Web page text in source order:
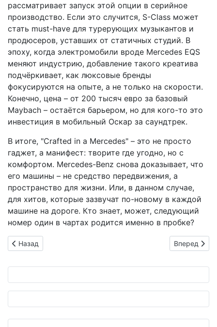
рассматривает запуск этой опции в серийное
производство. Если это случится, S-Class может
стать must-have для турерующих музыкантов и
продюсеров, уставших от статичных студий. В
эпоху, когда электромобили вроде Mercedes EQS
меняют индустрию, добавление такого креатива
подчёркивает, как люксовые бренды
фокусируются на опыте, а не только на скорости.
Конечно, цена – от 200 тысяч евро за базовый
Maybach – остаётся барьером, но для кого-то это
инвестиция в мобильный Оскар за саундтрек.
В итоге, "Crafted in a Mercedes" – это не просто
гаджет, а манифест: творите где угодно, но с
комфортом. Mercedes-Benz снова доказывает, что
его машины – не средство передвижения, а
пространство для жизни. Или, в данном случае,
для хитов, которые зазвучат по-новому в каждой
машине на дороге. Кто знает, может, следующий
номер один в чартах родится именно в пробке?
Предыдущий: ADVAN на вершине SUPER GT: Пятый триумф
Назад Следующий:
Вперед